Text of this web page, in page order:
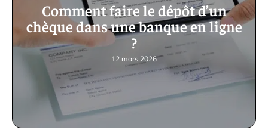
Comment faire le dépôt d’un
chèque dans une banque en ligne
?
12 mars 2026